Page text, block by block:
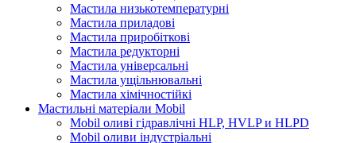
Мастила низькотемпературні
Мастила приладові
Мастила приробіткові
Мастила редукторні
Мастила універсальні
Мастила ущільнювальні
Мастила хімічностійкі
Мастильні матеріали Mobil
Mobil оливі гідравлічні HLP, HVLP и HLPD
Mobil оливи індустріальні